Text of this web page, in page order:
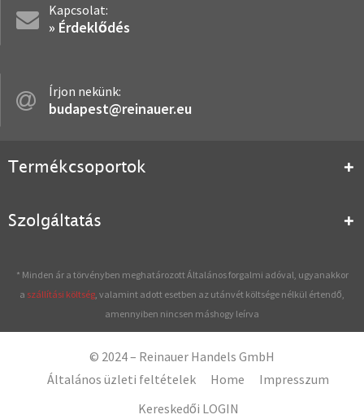
Kapcsolat:
» Érdeklődés
Írjon nekünk:
budapest@reinauer.eu
Termékcsoportok
Szolgáltatás
* Minden ár a törvényben meghatározott Általános forgalmi adóval, ugyanakkor
a szállítási költség, valamint adott esetben az utánvét költsége nélkül értendő,
amennyiben nincsen máshogy leírva
© 2024 – Reinauer Handels GmbH
Általános üzleti feltételek
Home
Impresszum
Kereskedői LOGIN